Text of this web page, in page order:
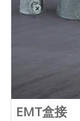
EMT盒接